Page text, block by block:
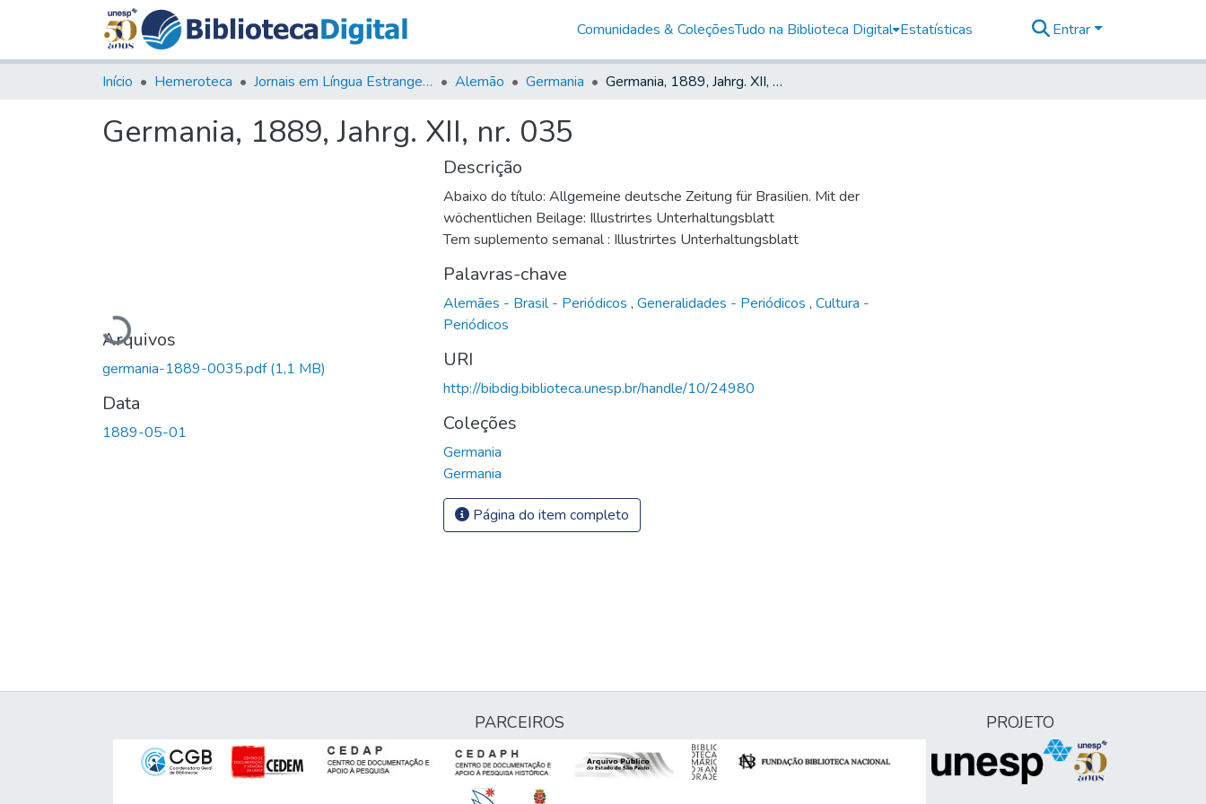
Comunidades & ColeçõesTudo na Biblioteca Digital Estatísticas Entrar
Início Hemeroteca Jornais em Língua Estrangeira Alemão Germania Germania, 1889, Jahrg. XII, nr. 035
Germania, 1889, Jahrg. XII, nr. 035
Carregando...
Arquivos
germania-1889-0035.pdf(1,1 MB)
Data
1889-05-01
Descrição
Abaixo do título: Allgemeine deutsche Zeitung für Brasilien. Mit der
wöchentlichen Beilage: Illustrirtes Unterhaltungsblatt
Tem suplemento semanal : Illustrirtes Unterhaltungsblatt
Palavras-chave
Alemães - Brasil - Periódicos , Generalidades - Periódicos , Cultura -
Periódicos
URI
http://bibdig.biblioteca.unesp.br/handle/10/24980
Coleções
Germania
Germania
Página do item completo
PARCEIROS PROJETO